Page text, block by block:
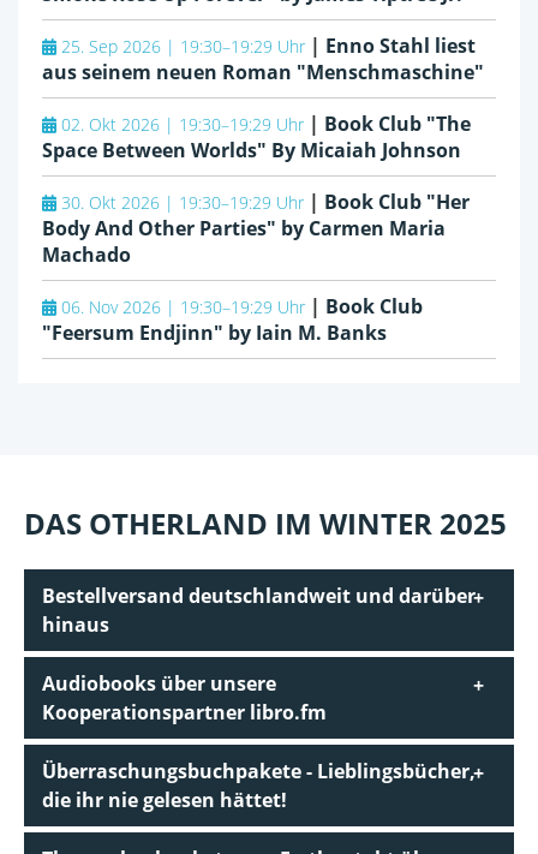
25. Sep 2026 | 19:30–19:29 Uhr | Enno Stahl liest
aus seinem neuen Roman "Menschmaschine"
02. Okt 2026 | 19:30–19:29 Uhr | Book Club "The
Space Between Worlds" By Micaiah Johnson
30. Okt 2026 | 19:30–19:29 Uhr | Book Club "Her
Body And Other Parties" by Carmen Maria
Machado
06. Nov 2026 | 19:30–19:29 Uhr | Book Club
"Feersum Endjinn" by Iain M. Banks
DAS OTHERLAND IM WINTER 2025
Bestellversand deutschlandweit und darüber
hinaus
Audiobooks über unsere
Kooperationspartner libro.fm
Überraschungsbuchpakete - Lieblingsbücher,
die ihr nie gelesen hättet!